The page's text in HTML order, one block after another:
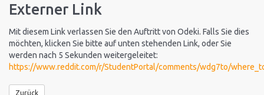
Externer Link
Mit diesem Link verlassen Sie den Auftritt von Odeki. Falls Sie dies
möchten, klicken Sie bitte auf unten stehenden Link, oder Sie
werden nach 5 Sekunden weitergeleitet:
https://www.reddit.com/r/StudentPortal/comments/wdg7to/
Zurück